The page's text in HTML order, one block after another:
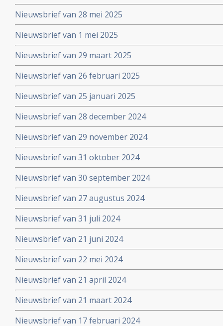
Nieuwsbrief van 28 mei 2025
Nieuwsbrief van 1 mei 2025
Nieuwsbrief van 29 maart 2025
Nieuwsbrief van 26 februari 2025
Nieuwsbrief van 25 januari 2025
Nieuwsbrief van 28 december 2024
Nieuwsbrief van 29 november 2024
Nieuwsbrief van 31 oktober 2024
Nieuwsbrief van 30 september 2024
Nieuwsbrief van 27 augustus 2024
Nieuwsbrief van 31 juli 2024
Nieuwsbrief van 21 juni 2024
Nieuwsbrief van 22 mei 2024
Nieuwsbrief van 21 april 2024
Nieuwsbrief van 21 maart 2024
Nieuwsbrief van 17 februari 2024